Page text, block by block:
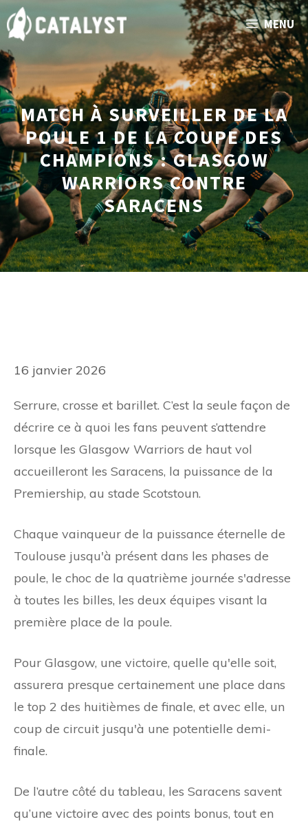
Aller
au
contenu
MENU
MATCH À SURVEILLER DE LA
POULE 1 DE LA COUPE DES
CHAMPIONS : GLASGOW
WARRIORS CONTRE
SARACENS
16 janvier 2026
Serrure, crosse et barillet. C’est la seule façon de
décrire ce à quoi les fans peuvent s’attendre
lorsque les Glasgow Warriors de haut vol
accueilleront les Saracens, la puissance de la
Premiership, au stade Scotstoun.
Chaque vainqueur de la puissance éternelle de
Toulouse jusqu'à présent dans les phases de
poule, le choc de la quatrième journée s'adresse
à toutes les billes, les deux équipes visant la
première place de la poule.
Pour Glasgow, une victoire, quelle qu'elle soit,
assurera presque certainement une place dans
le top 2 des huitièmes de finale, et avec elle, un
coup de circuit jusqu'à une potentielle demi-
finale.
De l’autre côté du tableau, les Saracens savent
qu’une victoire avec des points bonus, tout en